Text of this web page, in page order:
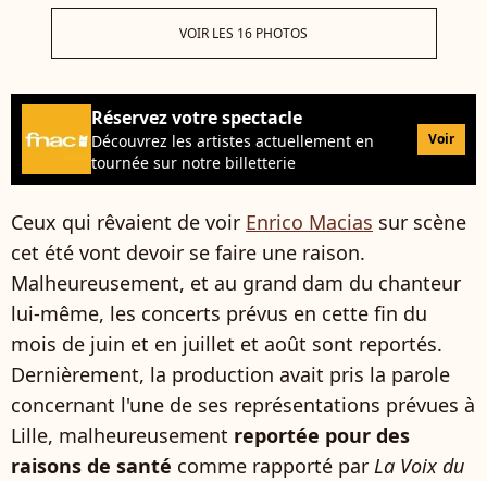
VOIR LES 16 PHOTOS
Réservez votre spectacle
Découvrez les artistes actuellement en
tournée sur notre billetterie
Voir
Ceux qui rêvaient de voir Enrico Macias sur scène
cet été vont devoir se faire une raison.
Malheureusement, et au grand dam du chanteur
lui-même, les concerts prévus en cette fin du
mois de juin et en juillet et août sont reportés.
Dernièrement, la production avait pris la parole
concernant l'une de ses représentations prévues à
Lille, malheureusement reportée pour des
raisons de santé comme rapporté par La Voix du